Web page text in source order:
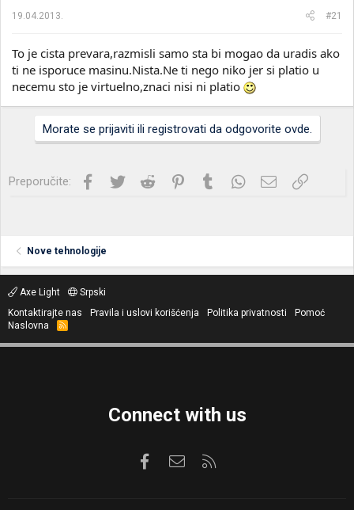
19.04.2013. #21
To je cista prevara,razmisli samo sta bi mogao da uradis ako
ti ne isporuce masinu.Nista.Ne ti nego niko jer si platio u
necemu sto je virtuelno,znaci nisi ni platio
Morate se prijaviti ili registrovati da odgovorite ovde.
Preporučite: Facebook
Twitter Reddit PinterestTumblrWhatsApp
Imejl Link
Nove tehnologije
Axe Light
Srpski
Kontaktirajte nas
Pravila i uslovi korišćenja Politika privatnosti
Pomoć
Naslovna
R
S
Connect with us
FacebookKontaktirajte nas